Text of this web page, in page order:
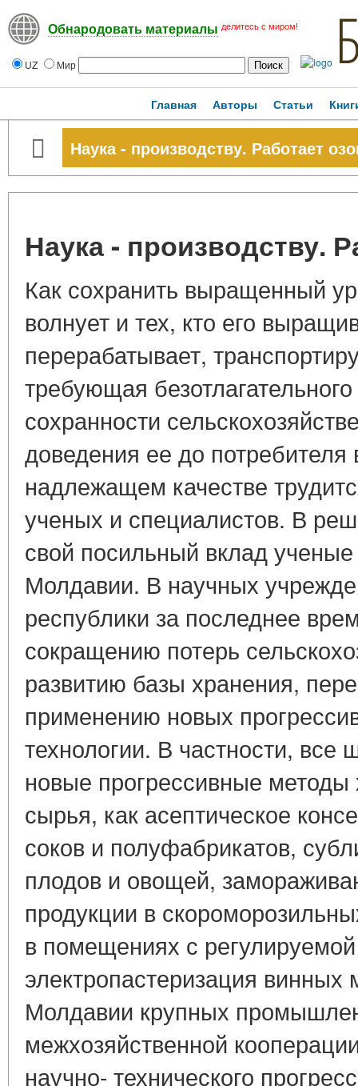
Обнародовать материалы делитесь с миром!
UZ Мир
Главная Авторы Статьи
Наука - производству. Работает
Наука - производству.
Как сохранить выращенный
волнует и тех, кто его
перерабатывает,
требующая
сохранности
доведения ее до
надлежащем качестве
ученых и специалистов. В
свой посильный вклад
Молдавии. В научных
республики за последнее
сокращению потерь
развитию базы хранения,
применению новых
технологии. В частности, все
новые прогрессивные методы
сырья, как асептическое
соков и полуфабрикатов,
плодов и овощей,
продукции в
в помещениях с
электропастеризация
Молдавии крупных
межхозяйственной
научно- технического